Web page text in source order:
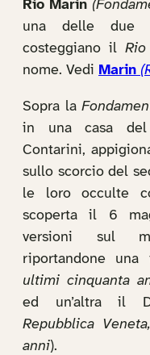
Rio Marin
una delle due
costeggiano il
nome. Vedi Marin
Sopra la
in una casa del
Contarini,
sullo scorcio del
le loro occulte
scoperta il 6
versioni sul
riportandone
ultimi cinquanta
ed un’altra il
Repubblica
anni).